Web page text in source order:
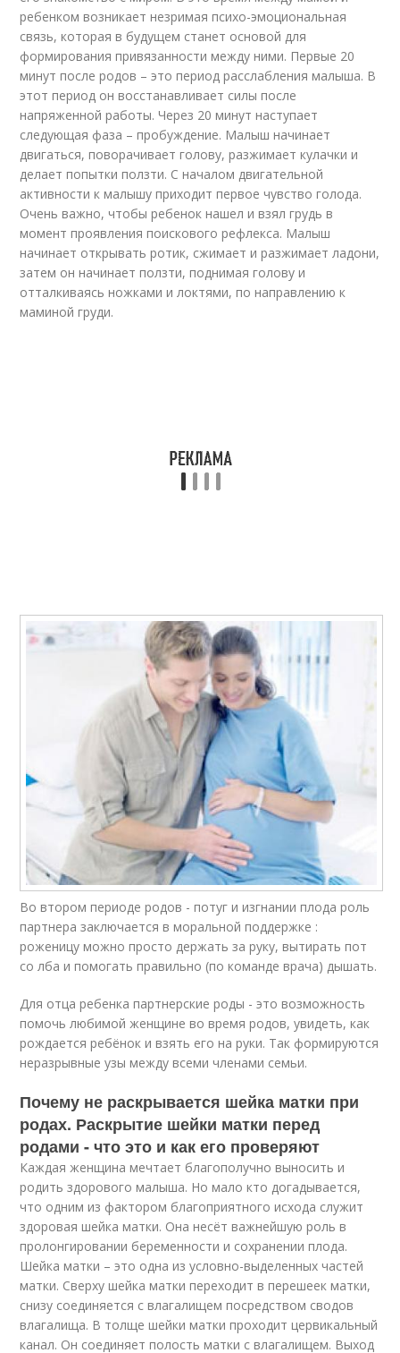
ребенком возникает незримая психо-эмоциональная
связь, которая в будущем станет основой для
формирования привязанности между ними. Первые 20
минут после родов – это период расслабления малыша. В
этот период он восстанавливает силы после
напряженной работы. Через 20 минут наступает
следующая фаза – пробуждение. Малыш начинает
двигаться, поворачивает голову, разжимает кулачки и
делает попытки ползти. С началом двигательной
активности к малышу приходит первое чувство голода.
Очень важно, чтобы ребенок нашел и взял грудь в
момент проявления поискового рефлекса. Малыш
начинает открывать ротик, сжимает и разжимает ладони,
затем он начинает ползти, поднимая голову и
отталкиваясь ножками и локтями, по направлению к
маминой груди.
Во втором периоде родов - потуг и изгнании плода роль
партнера заключается в моральной поддержке :
роженицу можно просто держать за руку, вытирать пот
со лба и помогать правильно (по команде врача) дышать.
Для отца ребенка партнерские роды - это возможность
помочь любимой женщине во время родов, увидеть, как
рождается ребёнок и взять его на руки. Так формируются
неразрывные узы между всеми членами семьи.
Почему не раскрывается шейка матки при
родах. Раскрытие шейки матки перед
родами - что это и как его проверяют
Каждая женщина мечтает благополучно выносить и
родить здорового малыша. Но мало кто догадывается,
что одним из фактором благоприятного исхода служит
здоровая шейка матки. Она несёт важнейшую роль в
пролонгировании беременности и сохранении плода.
Шейка матки – это одна из условно-выделенных частей
матки. Сверху шейка матки переходит в перешеек матки,
снизу соединяется с влагалищем посредством сводов
влагалища. В толще шейки матки проходит цервикальный
канал. Он соединяет полость матки с влагалищем. Выход